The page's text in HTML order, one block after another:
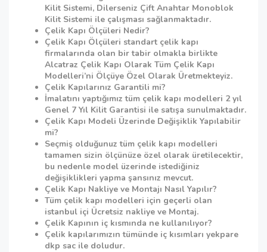
Kilit Sistemi, Dilerseniz Çift Anahtar Monoblok
Kilit Sistemi ile çalışması sağlanmaktadır.
Çelik Kapı Ölçüleri Nedir?
Çelik Kapı Ölçüleri standart çelik kapı
firmalarında olan bir tabir olmakla birlikte
Alcatraz Çelik Kapı Olarak Tüm Çelik Kapı
Modelleri’ni Ölçüye Özel Olarak Üretmekteyiz.
Çelik Kapılarınız Garantili mi?
İmalatını yaptığımız tüm çelik kapı modelleri 2 yıl
Genel 7 Yıl Kilit Garantisi ile satışa sunulmaktadır.
Çelik Kapı Modeli Üzerinde Değişiklik Yapılabilir
mi?
Seçmiş olduğunuz tüm çelik kapı modelleri
tamamen sizin ölçünüze özel olarak üretilecektir,
bu nedenle model üzerinde istediğiniz
değişiklikleri yapma şansınız mevcut.
Çelik Kapı Nakliye ve Montajı Nasıl Yapılır?
Tüm çelik kapı modelleri için geçerli olan
istanbul içi Ücretsiz nakliye ve Montaj.
Çelik Kapının iç kısmında ne kullanılıyor?
Çelik kapılarımızın tümünde iç kısımları yekpare
dkp sac ile doludur.